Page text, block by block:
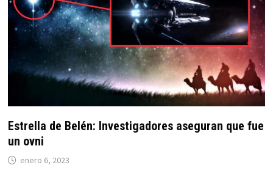
Estrella de Belén: Investigadores aseguran que fue
un ovni
enero 6, 2023